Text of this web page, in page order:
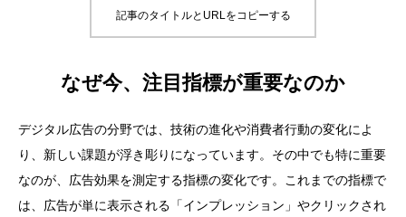
記事のタイトルとURLをコピーする
なぜ今、注目指標が重要なのか
デジタル広告の分野では、技術の進化や消費者行動の変化によ
り、新しい課題が浮き彫りになっています。その中でも特に重要
なのが、広告効果を測定する指標の変化です。これまでの指標で
は、広告が単に表示される「インプレッション」やクリックされ